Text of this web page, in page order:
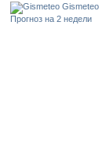
Gismeteo
Прогноз на 2 недели